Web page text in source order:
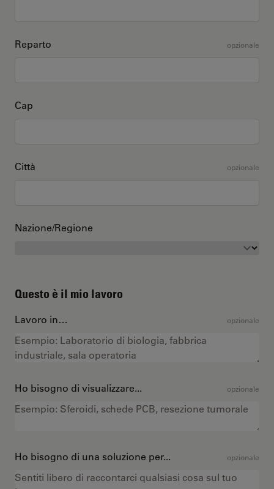
Reparto opzionale
Cap
Città opzionale
Nazione/Regione
Questo è il mio lavoro
Lavoro in… opzionale
Ho bisogno di visualizzare... opzionale
Ho bisogno di una soluzione per... opzionale